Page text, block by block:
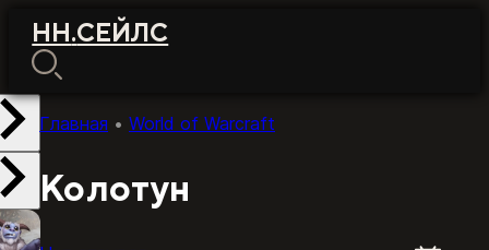
НН.СЕЙЛС
Главная • World of Warcraft
Колотун